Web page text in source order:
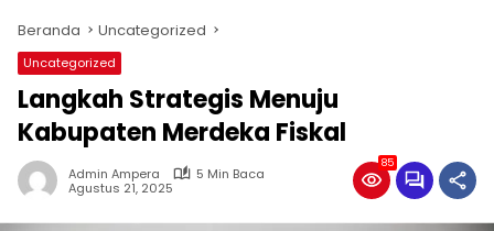
komunikasi
usaha
(beriklan),
fokus
pada
pemberitaan
nasional
maupun
international,
Beranda Uncategorized
Uncategorized
Langkah Strategis Menuju
Kabupaten Merdeka Fiskal
Admin Ampera
5 Min Baca
Agustus 21, 2025
85